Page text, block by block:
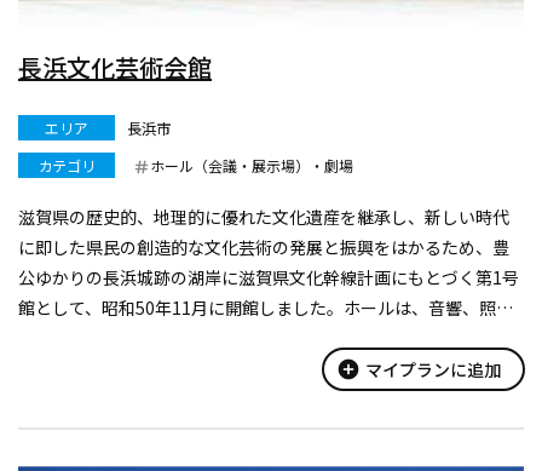
長浜文化芸術会館
エリア
長浜市
カテゴリ
ホール（会議・展示場）・劇場
滋賀県の歴史的、地理的に優れた文化遺産を継承し、新しい時代
に即した県民の創造的な文化芸術の発展と振興をはかるため、豊
公ゆかりの長浜城跡の湖岸に滋賀県文化幹線計画にもとづく第1号
館として、昭和50年11月に開館しました。ホールは、音響、照明
add_circle マイプランに追加